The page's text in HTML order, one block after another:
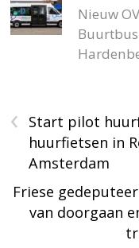
Nieuw
‹
Start pilot
huurfietsen in
Amsterdam
Friese
van doorgaan